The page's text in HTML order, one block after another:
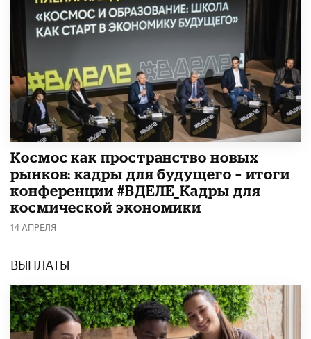
Космос как пространство новых
рынков: кадры для будущего – итоги
конференции #ВДЕЛЕ_Кадры для
космической экономики
14 АПРЕЛЯ
ВЫПЛАТЫ